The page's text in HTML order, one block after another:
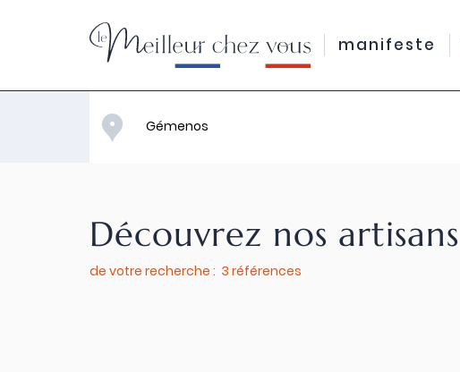
manifeste
Découvrez nos
de votre recherche : 3 références